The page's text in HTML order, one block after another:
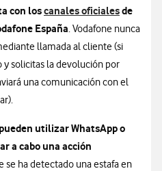
con loscanales oficialesde
España. Vodafone nunca
llamada al cliente (si
solicitas la devolución por
una comunicación con el
utilizar WhatsApp o
a cabo una acción
se ha detectado una estafa en